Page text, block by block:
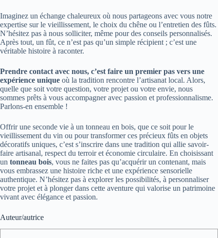
Imaginez un échange chaleureux où nous partageons avec vous notre
expertise sur le vieillissement, le choix du chêne ou l’entretien des fûts.
N’hésitez pas à nous solliciter, même pour des conseils personnalisés.
Après tout, un fût, ce n’est pas qu’un simple récipient ; c’est une
véritable histoire à raconter.
Prendre contact avec nous, c’est faire un premier pas vers une
expérience unique où la tradition rencontre l’artisanat local. Alors,
quelle que soit votre question, votre projet ou votre envie, nous
sommes prêts à vous accompagner avec passion et professionnalisme.
Parlons-en ensemble !
Offrir une seconde vie à un tonneau en bois, que ce soit pour le
vieillissement du vin ou pour transformer ces précieux fûts en objets
décoratifs uniques, c’est s’inscrire dans une tradition qui allie savoir-
faire artisanal, respect du terroir et économie circulaire. En choisissant
un tonneau bois, vous ne faites pas qu’acquérir un contenant, mais
vous embrassez une histoire riche et une expérience sensorielle
authentique. N’hésitez pas à explorer les possibilités, à personnaliser
votre projet et à plonger dans cette aventure qui valorise un patrimoine
vivant avec élégance et passion.
Auteur/autrice